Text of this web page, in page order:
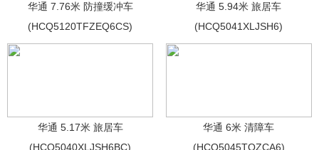
华通 7.76米 防撞缓冲车
(HCQ5120TFZEQ6CS)
华通 5.94米 旅居车
(HCQ5041XLJSH6)
华通 5.17米 旅居车
(HCQ5040XLJSH6BC)
华通 6米 清障车
(HCQ5045TQZCA6)